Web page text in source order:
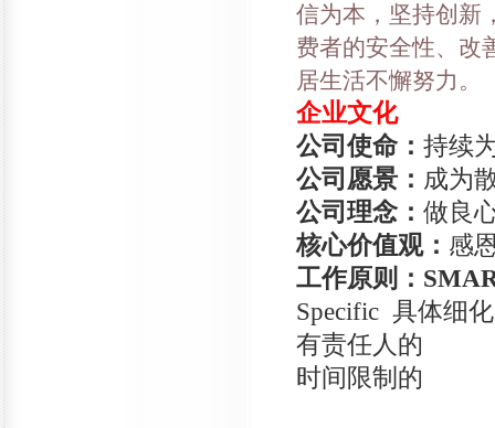
信为本，坚持创新
费者的安全性、改
居生活不懈努力。
企业文化
公司使命： 持续
公司愿景： 成为
公司理念： 做良
核心价值观： 感
工作原则：
Specific 具体细
有责任人的
时间限制的